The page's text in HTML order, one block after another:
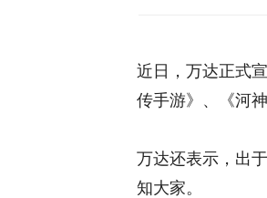
近日，万达正式
传手游》、《河
万达还表示，出
知大家。